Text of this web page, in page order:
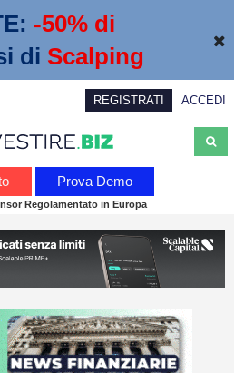
-50% di
di Scalping
REGISTRATI ACCEDI
Prova Demo
Regolamentato in Europa